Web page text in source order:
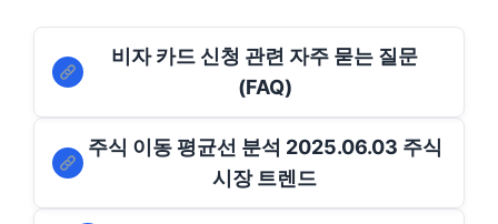
비자 카드 신청 관련 자주 묻는 질문
(FAQ)
주식 이동 평균선 분석 2025.06.03 주식
시장 트렌드